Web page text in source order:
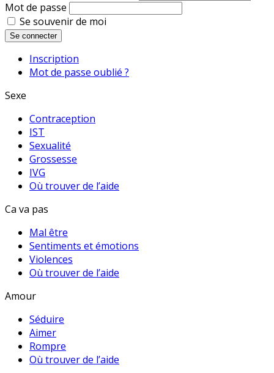
Mot de passe
Se souvenir de moi
Se connecter
Inscription
Mot de passe oublié ?
Sexe
Contraception
IST
Sexualité
Grossesse
IVG
Où trouver de l’aide
Ca va pas
Mal être
Sentiments et émotions
Violences
Où trouver de l’aide
Amour
Séduire
Aimer
Rompre
Où trouver de l’aide